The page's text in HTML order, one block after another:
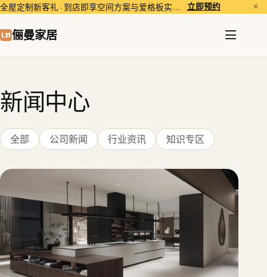
全屋定制新客礼 · 到店即享空间方案与爱格板实样体验。 立即预约 ✕
俪曼家居
新闻中心
全部 公司新闻 行业资讯 知识专区